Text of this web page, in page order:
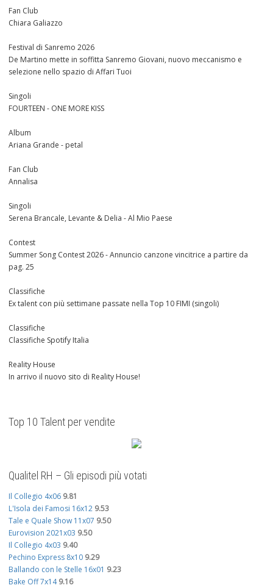
Fan Club
Chiara Galiazzo
Festival di Sanremo 2026
De Martino mette in soffitta Sanremo Giovani, nuovo meccanismo e
selezione nello spazio di Affari Tuoi
Singoli
FOURTEEN - ONE MORE KISS
Album
Ariana Grande - petal
Fan Club
Annalisa
Singoli
Serena Brancale, Levante & Delia - Al Mio Paese
Contest
Summer Song Contest 2026 - Annuncio canzone vincitrice a partire da
pag. 25
Classifiche
Ex talent con più settimane passate nella Top 10 FIMI (singoli)
Classifiche
Classifiche Spotify Italia
Reality House
In arrivo il nuovo sito di Reality House!
Top 10 Talent per vendite
Qualitel RH – Gli episodi più votati
Il Collegio 4x06 9.81
L'Isola dei Famosi 16x12 9.53
Tale e Quale Show 11x07 9.50
Eurovision 2021x03 9.50
Il Collegio 4x03 9.40
Pechino Express 8x10 9.29
Ballando con le Stelle 16x01 9.23
Bake Off 7x14 9.16